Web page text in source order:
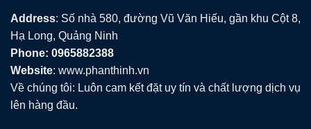
Address: Số nhà 580, đường Vũ Văn Hiếu, gần khu Cột 8,
Hạ Long, Quảng Ninh
Phone: 0965882388
Website: www.phanthinh.vn
Về chúng tôi: Luôn cam kết đặt uy tín và chất lượng dịch vụ
lên hàng đầu.